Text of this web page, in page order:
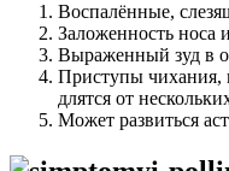
Воспалённые,
Заложенность носа
Выраженный зуд в
Приступы чихания,
длятся от
Может развиться